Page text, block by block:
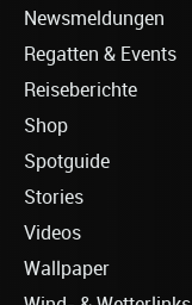
Newsmeldungen
Regatten & Events
Reiseberichte
Shop
Spotguide
Stories
Videos
Wallpaper